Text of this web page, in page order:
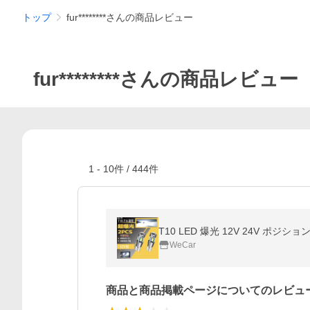
トップ fur********さんの商品レビュー
fur********さんの商品レビュー
1 - 10件 / 444件
WeCar
商品と商品掲載ページについてのレビュ